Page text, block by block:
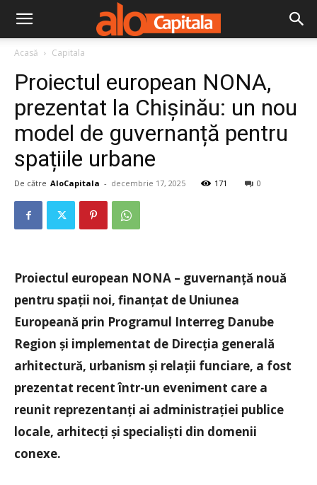
Acasă Capitala
Proiectul european NONA,
prezentat la Chișinău: un nou
model de guvernanță pentru
spațiile urbane
De către AloCapitala - decembrie 17, 2025 171 0
Proiectul european NONA – guvernanță nouă
pentru spații noi, finanțat de Uniunea
Europeană prin Programul Interreg Danube
Region și implementat de Direcția generală
arhitectură, urbanism și relații funciare, a fost
prezentat recent într-un eveniment care a
reunit reprezentanți ai administrației publice
locale, arhitecți și specialiști din domenii
conexe.